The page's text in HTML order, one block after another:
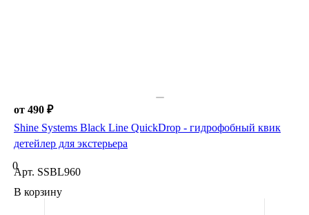
от 490 ₽
Shine Systems Black Line QuickDrop - гидрофобный квик
детейлер для экстерьера
0
Арт. SSBL960
В корзину